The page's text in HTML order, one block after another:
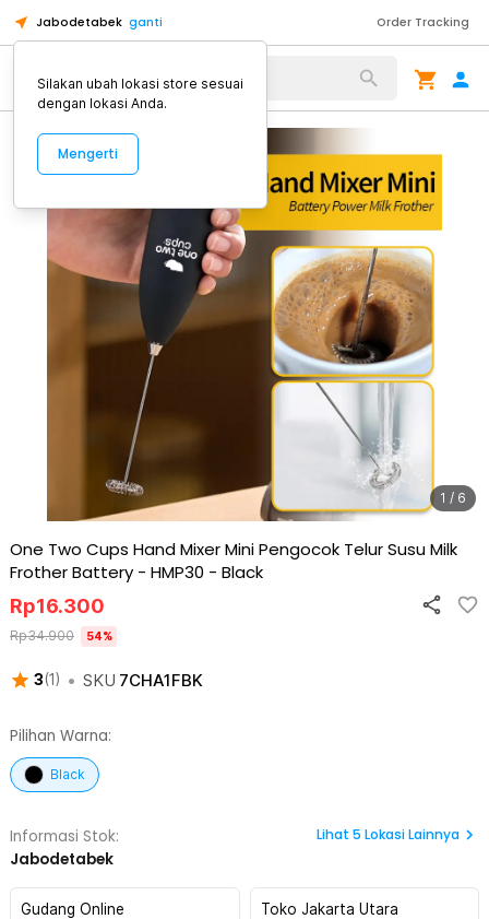
Jabodetabek ganti Order Tracking
Alat Kopi
1 / 6
One Two Cups Hand Mixer Mini Pengocok Telur Susu Milk
Frother Battery - HMP30 - Black
3(1 ) • SKU 7CHA1FBK
Rp16.300
Rp34.900 54%
Pilihan Warna:
Black
Informasi Stok:
Jabodetabek
Lihat 5 Lokasi Lainnya
Gudang Online Toko Jakarta Utara
Silakan ubah lokasi store sesuai
dengan lokasi Anda.
Mengerti